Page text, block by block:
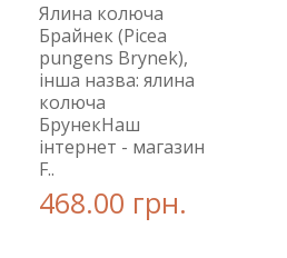
Ялина колюча
Брайнек (Picea
pungens Brynek),
інша назва: ялина
колюча
БрунекНаш
інтернет - магазин
F..
468.00 грн.